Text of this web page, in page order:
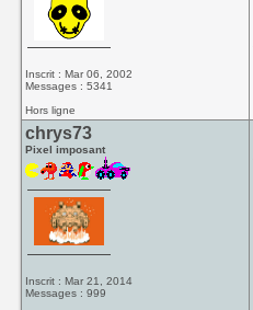
Inscrit : Mar 06, 2002
Messages : 5341
Hors ligne
chrys73
Pixel imposant
Inscrit : Mar 21, 2014
Messages : 999